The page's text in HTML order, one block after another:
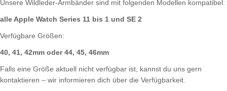
Unsere Wildleder-Armbänder sind mit folgenden Modellen kompatibel:
alle Apple Watch Series 11 bis 1 und SE 2
Verfügbare Größen:
40, 41, 42mm oder 44, 45, 46mm
Falls eine Größe aktuell nicht verfügbar ist, kannst du uns gern
kontaktieren – wir informieren dich über die Verfügbarkeit.